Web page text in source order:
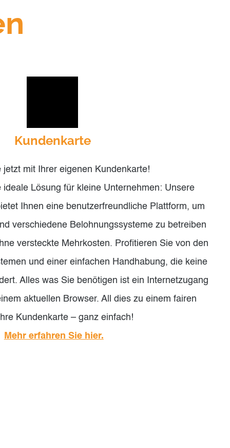
Kundenkarte
jetzt mit Ihrer eigenen Kundenkarte!
ideale Lösung für kleine Unternehmen: Unsere
Ihnen eine benutzerfreundliche Plattform, um
verschiedene Belohnungssysteme zu betreiben
versteckte Mehrkosten. Profitieren Sie von den
und einer einfachen Handhabung, die keine
Alles was Sie benötigen ist ein Internetzugang
aktuellen Browser. All dies zu einem fairen
Kundenkarte – ganz einfach!
Mehr erfahren Sie hier.